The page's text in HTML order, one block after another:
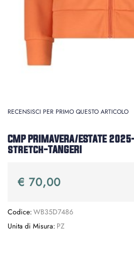
RECENSISCI PER PRIMO QUESTO ARTICOLO
CMP PRIMAVERA/ESTATE
stretch-TANGERI
€ 70,00
Codice: WB35D7486
Unita di Misura: PZ